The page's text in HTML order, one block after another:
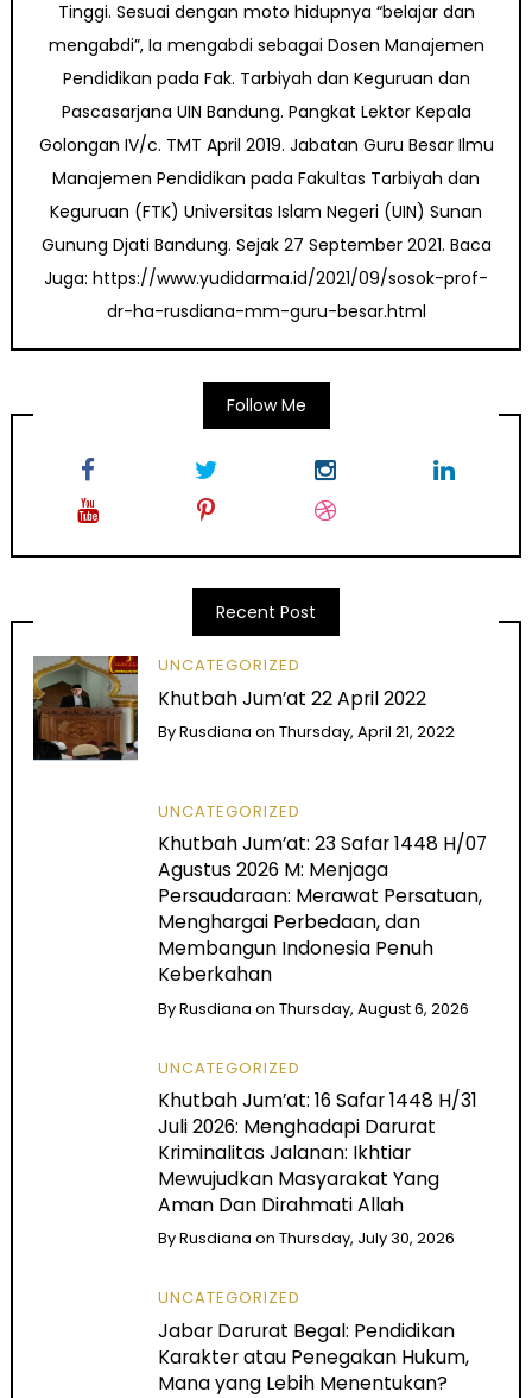
Tinggi. Sesuai dengan moto hidupnya “belajar dan
mengabdi”, Ia mengabdi sebagai Dosen Manajemen
Pendidikan pada Fak. Tarbiyah dan Keguruan dan
Pascasarjana UIN Bandung. Pangkat Lektor Kepala
Golongan IV/c. TMT April 2019. Jabatan Guru Besar Ilmu
Manajemen Pendidikan pada Fakultas Tarbiyah dan
Keguruan (FTK) Universitas Islam Negeri (UIN) Sunan
Gunung Djati Bandung. Sejak 27 September 2021. Baca
Juga: https://www.yudidarma.id/2021/09/sosok-prof-
dr-ha-rusdiana-mm-guru-besar.html
Follow Me
Recent Post
UNCATEGORIZED
Khutbah Jum’at 22 April 2022
ByRusdiana onThursday, April 21, 2022
UNCATEGORIZED
Khutbah Jum’at: 23 Safar 1448 H/07
Agustus 2026 M: Menjaga
Persaudaraan: Merawat Persatuan,
Menghargai Perbedaan, dan
Membangun Indonesia Penuh
Keberkahan
ByRusdiana onThursday, August 6, 2026
UNCATEGORIZED
Khutbah Jum’at: 16 Safar 1448 H/31
Juli 2026: Menghadapi Darurat
Kriminalitas Jalanan: Ikhtiar
Mewujudkan Masyarakat Yang
Aman Dan Dirahmati Allah
ByRusdiana onThursday, July 30, 2026
UNCATEGORIZED
Jabar Darurat Begal: Pendidikan
Karakter atau Penegakan Hukum,
Mana yang Lebih Menentukan?